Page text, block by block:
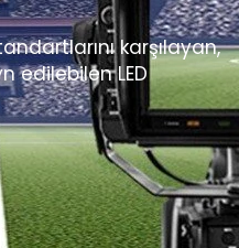
karşılayan,
edilebilen LED